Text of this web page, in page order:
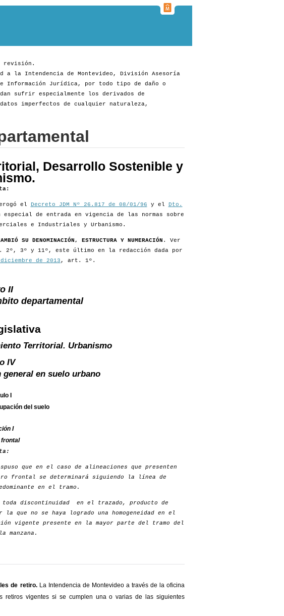
revisión.
a la Intendencia de Montevideo, División Asesoría
Información Jurídica, por todo tipo de daño o
sufrir especialmente los derivados de
imperfectos de cualquier naturaleza,
Desarrollo Sostenible y
el Decreto JDM Nº 26.817 de 08/01/96 y el Dto.
especial de entrada en vigencia de las normas sobre
e Industriales y Urbanismo.
SU DENOMINACIÓN, ESTRUCTURA Y NUMERACIÓN . Ver
2º, 3º y 11º, este último en la redacción dada por
de 2013 , art. 1º.
II
departamental
Territorial. Urbanismo
IV
en suelo urbano
I
del suelo
I
que en el caso de alineaciones que presenten
frontal se determinará siguiendo la línea de
en el tramo.
discontinuidad en el trazado, producto de
que no se haya logrado una homogeneidad en el
vigente presente en la mayor parte del tramo del
manzana.
de retiro.La Intendencia de Montevideo a través de la oficina
retiros vigentes si se cumplen una o varias de las siguientes